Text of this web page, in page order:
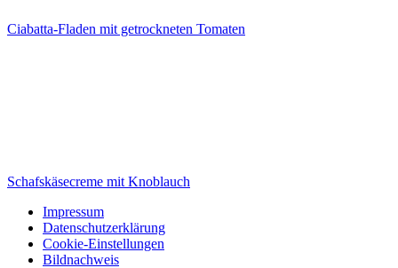
Ciabatta-Fladen mit getrockneten Tomaten
Schafskäsecreme mit Knoblauch
Impressum
Datenschutzerklärung
Cookie-Einstellungen
Bildnachweis